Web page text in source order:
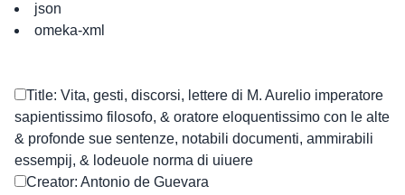
json
omeka-xml
Title: Vita, gesti, discorsi, lettere di M. Aurelio imperatore
sapientissimo filosofo, & oratore eloquentissimo con le alte
& profonde sue sentenze, notabili documenti, ammirabili
essempij, & lodeuole norma di uiuere
Creator: Antonio de Guevara